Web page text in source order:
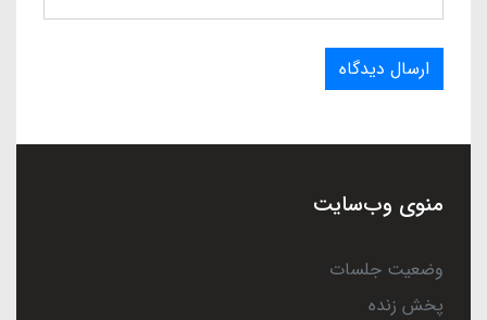
ارسال دیدگاه
منوی وب‌سایت
وضعیت جلسات
پخش زنده